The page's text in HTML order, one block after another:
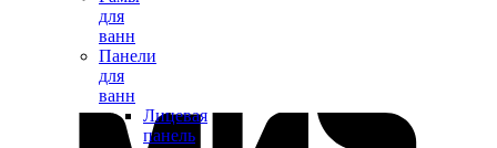
для
ванн
Панели
для
ванн
Лицевая
панель